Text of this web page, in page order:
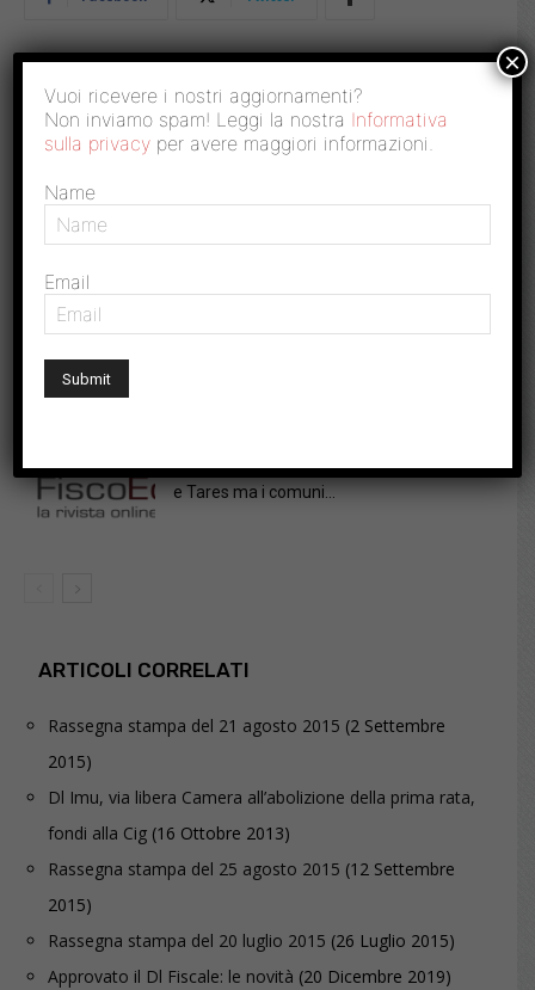
Autore: Luciano Cerasa
Ocse: Nell’Italia del dopo pandemia
Casa, costruzioni abusive soggette a Imu
e Tares ma i comuni...
ARTICOLI CORRELATI
Rassegna stampa del 21 agosto 2015 (2 Settembre
2015)
Dl Imu, via libera Camera all’abolizione della prima rata,
fondi alla Cig (16 Ottobre 2013)
Rassegna stampa del 25 agosto 2015 (12 Settembre
2015)
Rassegna stampa del 20 luglio 2015 (26 Luglio 2015)
Approvato il Dl Fiscale: le novità (20 Dicembre 2019)
Vuoi ricevere i nostri aggiornamenti?
Non inviamo spam! Leggi la nostra Informativa
sulla privacy per avere maggiori informazioni.
Name
Email
×